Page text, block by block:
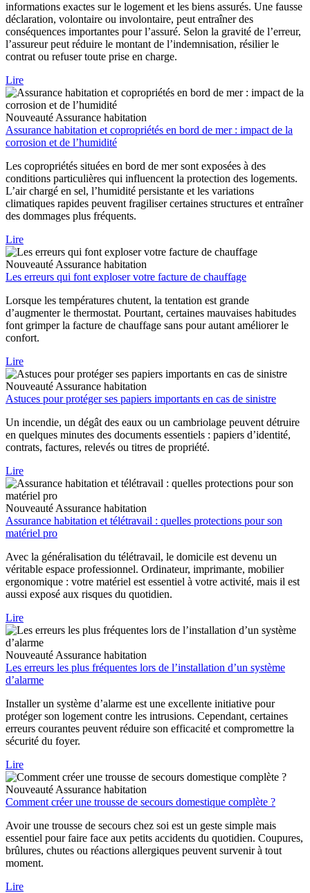
informations exactes sur le logement et les biens assurés. Une fausse
déclaration, volontaire ou involontaire, peut entraîner des
conséquences importantes pour l’assuré. Selon la gravité de l’erreur,
l’assureur peut réduire le montant de l’indemnisation, résilier le
contrat ou refuser toute prise en charge.
Lire
Nouveauté Assurance habitation
Assurance habitation et copropriétés en bord de mer : impact de la
corrosion et de l’humidité
Les copropriétés situées en bord de mer sont exposées à des
conditions particulières qui influencent la protection des logements.
L’air chargé en sel, l’humidité persistante et les variations
climatiques rapides peuvent fragiliser certaines structures et entraîner
des dommages plus fréquents.
Lire
Nouveauté Assurance habitation
Les erreurs qui font exploser votre facture de chauffage
Lorsque les températures chutent, la tentation est grande
d’augmenter le thermostat. Pourtant, certaines mauvaises habitudes
font grimper la facture de chauffage sans pour autant améliorer le
confort.
Lire
Nouveauté Assurance habitation
Astuces pour protéger ses papiers importants en cas de sinistre
Un incendie, un dégât des eaux ou un cambriolage peuvent détruire
en quelques minutes des documents essentiels : papiers d’identité,
contrats, factures, relevés ou titres de propriété.
Lire
Nouveauté Assurance habitation
Assurance habitation et télétravail : quelles protections pour son
matériel pro
Avec la généralisation du télétravail, le domicile est devenu un
véritable espace professionnel. Ordinateur, imprimante, mobilier
ergonomique : votre matériel est essentiel à votre activité, mais il est
aussi exposé aux risques du quotidien.
Lire
Nouveauté Assurance habitation
Les erreurs les plus fréquentes lors de l’installation d’un système
d’alarme
Installer un système d’alarme est une excellente initiative pour
protéger son logement contre les intrusions. Cependant, certaines
erreurs courantes peuvent réduire son efficacité et compromettre la
sécurité du foyer.
Lire
Nouveauté Assurance habitation
Comment créer une trousse de secours domestique complète ?
Avoir une trousse de secours chez soi est un geste simple mais
essentiel pour faire face aux petits accidents du quotidien. Coupures,
brûlures, chutes ou réactions allergiques peuvent survenir à tout
moment.
Lire